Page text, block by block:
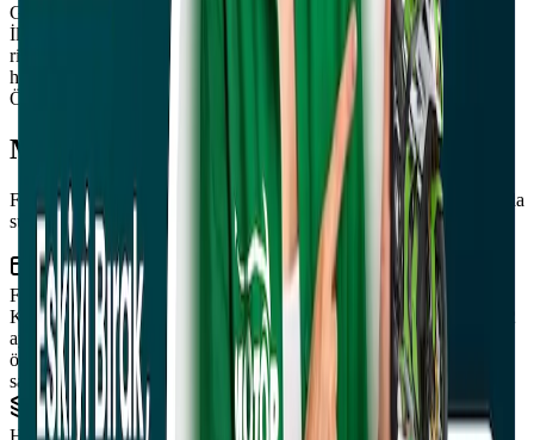
Güvenli ve Hızlı Satış
İlan verme sürecini tamamen ortadan kaldırır. Karşılaşacağınız
riskleri ve problemleri yok eder. Sadece 15 dakika içinde paranız
hesabınızda.
Öne Çıkanlar
Motornakit Farkı
Finansman desteği, hibrit deneyim ve satış kolaylığını tek platformda
sunuyoruz.
Finansman Desteği
Kredi kartıyla motosiklet al, takas et. Nakit arama derdi olmadan 12
aya kadar taksit imkânı. Takasta kalan farkı dilersen kredi kartınla
öde. Özel banka anlaşmalarıyla cazip faiz oranları. Bu kolaylık
sadece Motornakit’te.
Hibrit Deneyim